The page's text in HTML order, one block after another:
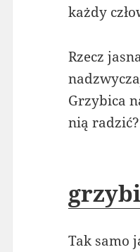
każdy
Rzecz
Grzybica
nią radzić?
Tak samo